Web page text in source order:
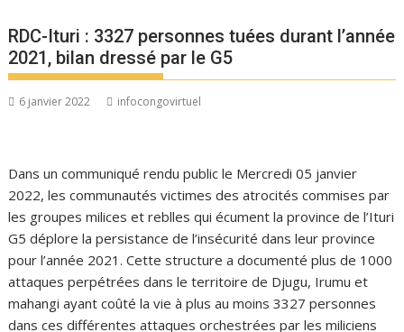
RDC-Ituri : 3327 personnes tuées durant l’année
2021, bilan dressé par le G5
6 janvier 2022 infocongovirtuel
Dans un communiqué rendu public le Mercredi 05 janvier
2022, les communautés victimes des atrocités commises par
les groupes milices et reblles qui écument la province de l’Ituri
G5 déplore la persistance de l’insécurité dans leur province
pour l’année 2021. Cette structure a documenté plus de 1000
attaques perpétrées dans le territoire de Djugu, Irumu et
mahangi ayant coûté la vie à plus au moins 3327 personnes
dans ces différentes attaques orchestrées par les miliciens